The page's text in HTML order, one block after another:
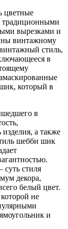
цветные
традиционными
вырезками и
винтажному
стиль,
в
который в
в
изделия, а также
шебби шик
суть стиля
декора,
белый цвет.
не
и